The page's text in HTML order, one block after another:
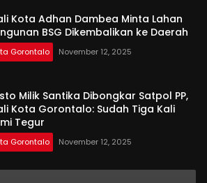
Kota Adhan Dambea Minta Lahan
BSG Dikembalikan ke Daerah
Gorontalo November 12, 2025
Milik Santika Dibongkar Satpol PP,
Kota Gorontalo: Sudah Tiga Kali
Tegur
Gorontalo November 12, 2025